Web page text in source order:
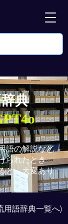
典
語の解説など
られたとき
と、大変あり
用語辞典一覧へ)